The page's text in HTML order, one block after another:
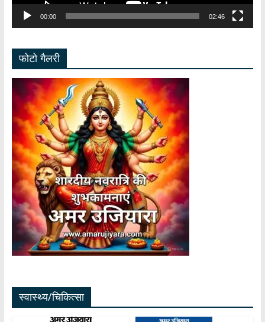
00:00 02:46
फोटो गैलरी
स्वास्थ्य/चिकित्सा